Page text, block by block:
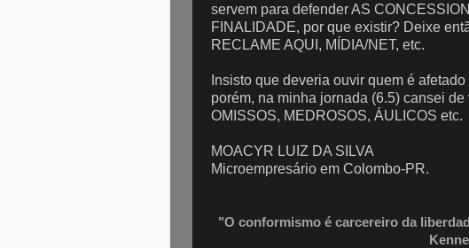
servem para defender AS
FINALIDADE, por que existir? Deixe
RECLAME AQUI, MÍDIA/NET, etc.
Insisto que deveria ouvir quem é
porém, na minha jornada (6.5) cansei
OMISSOS, MEDROSOS, ÁULICOS etc.
MOACYR LUIZ DA SILVA
Microempresário em Colombo-PR.
"O conformismo é carcereiro da